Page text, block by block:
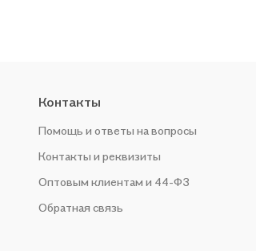
Контакты
Помощь и ответы на вопросы
Контакты и реквизиты
Оптовым клиентам и 44-ФЗ
Обратная связь